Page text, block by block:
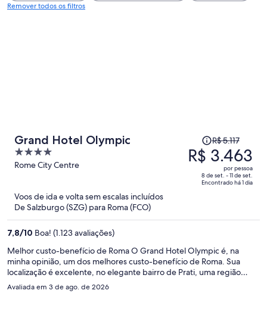
Remover todos os filtros
Grand Hotel Olympic
4
out
5
Rome City Centre
preço
era
R$ 5.117
pessoa
R$ 5.117
R$ 3.463
por pessoa
8 de set. - 11 de set.
Encontrado há 1 dia
Voos de ida e volta sem escalas incluídos
De Salzburgo (SZG) para Roma (FCO)
7,8/10 Boa! (1.123 avaliações)
Melhor custo-benefício de Roma O Grand Hotel Olympic é, na
minha opinião, um dos melhores custo-benefício de Roma. Sua
localização é excelente, no elegante bairro de Prati, uma região
segura, agradável e repleta de bons restaurantes, cafés e lojas.
Além disso, está a uma curta caminhada do Vaticano, da Piazza del
Avaliada em 3 de ago. de 2026